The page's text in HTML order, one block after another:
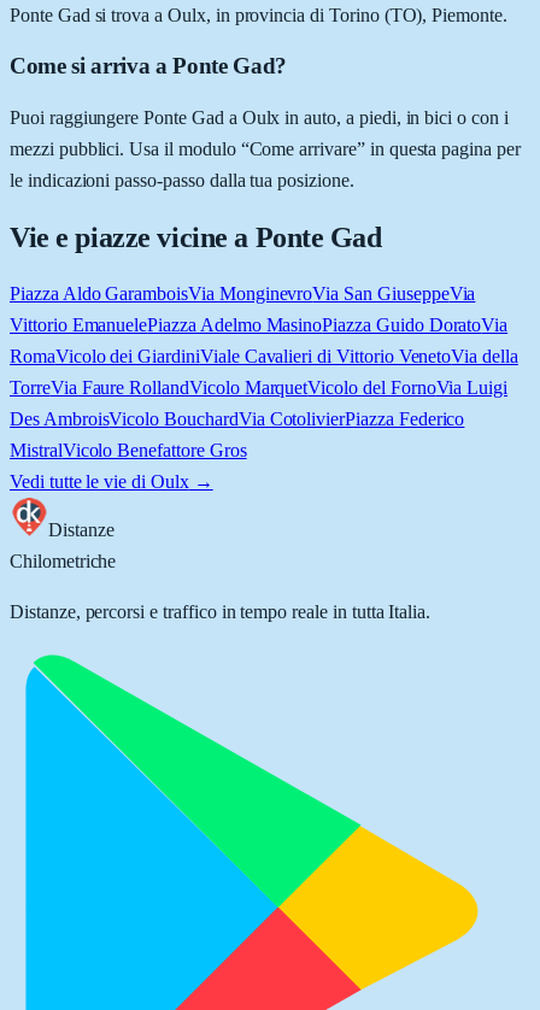
Ponte Gad si trova a Oulx, in provincia di Torino (TO), Piemonte.
Come si arriva a Ponte Gad?
Puoi raggiungere Ponte Gad a Oulx in auto, a piedi, in bici o con i
mezzi pubblici. Usa il modulo “Come arrivare” in questa pagina per
le indicazioni passo-passo dalla tua posizione.
Vie e piazze vicine a Ponte Gad
Piazza Aldo GaramboisVia MonginevroVia San GiuseppeVia
Vittorio EmanuelePiazza Adelmo MasinoPiazza Guido DoratoVia
RomaVicolo dei GiardiniViale Cavalieri di Vittorio VenetoVia della
TorreVia Faure RollandVicolo MarquetVicolo del FornoVia Luigi
Des AmbroisVicolo BouchardVia CotolivierPiazza Federico
MistralVicolo Benefattore Gros
Vedi tutte le vie di Oulx→
Distanze
Chilometriche
Distanze, percorsi e traffico in tempo reale in tutta Italia.